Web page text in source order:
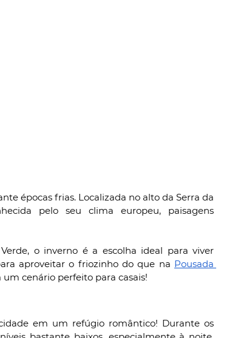
épocas frias. Localizada no alto da Serra da
pelo seu clima europeu, paisagens
o inverno é a escolha ideal para viver
aproveitar o friozinho do que na Pousada
cenário perfeito para casais!
em um refúgio romântico! Durante os